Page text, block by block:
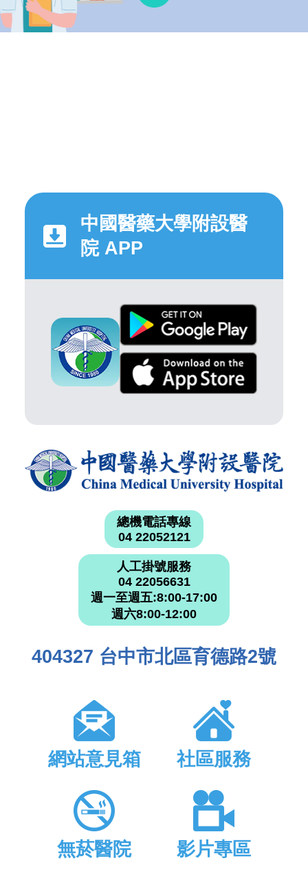
中國醫藥大學附設醫
院 APP
總機電話專線
04 22052121
人工掛號服務
04 22056631
週一至週五:8:00-17:00
週六8:00-12:00
404327 台中市北區育德路2號
網站意見箱 社區服務
無菸醫院 影片專區